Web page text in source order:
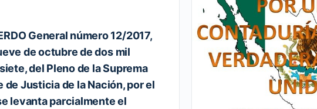
General número 12/2017,
de octubre de dos mil
del Pleno de la Suprema
de Justicia de la Nación, por el
levanta parcialmente el